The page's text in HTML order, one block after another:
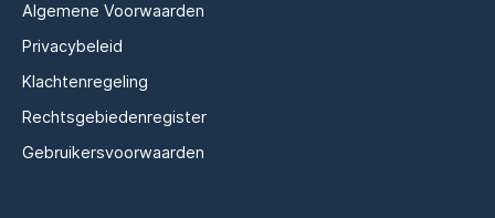
Algemene Voorwaarden
Privacybeleid
Klachtenregeling
Rechtsgebiedenregister
Gebruikersvoorwaarden